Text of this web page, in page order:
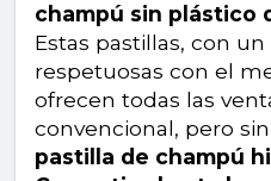
champú sin plástico
Estas pastillas, con
respetuosas con el
ofrecen todas las
convencional, pero
pastilla de champú